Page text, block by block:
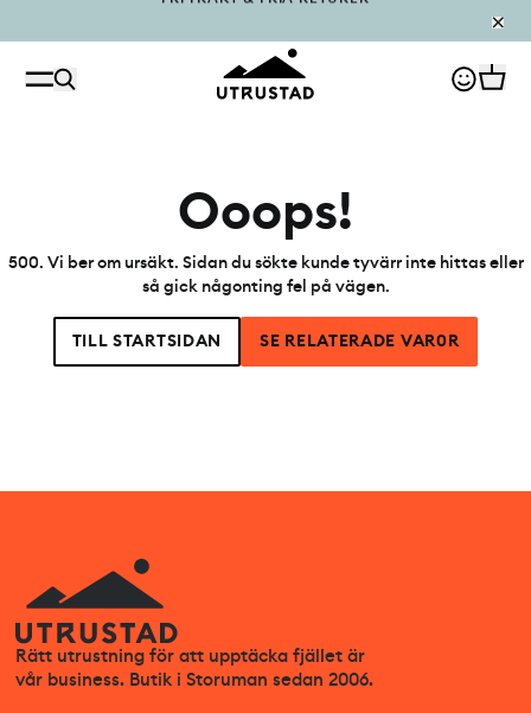
Ooops!
500. Vi ber om ursäkt. Sidan du sökte kunde tyvärr inte hittas eller
så gick någonting fel på vägen.
TILL STARTSIDAN SE RELATERADE VAR0R
Rätt utrustning för att upptäcka fjället är
vår business. Butik i Storuman sedan 2006.